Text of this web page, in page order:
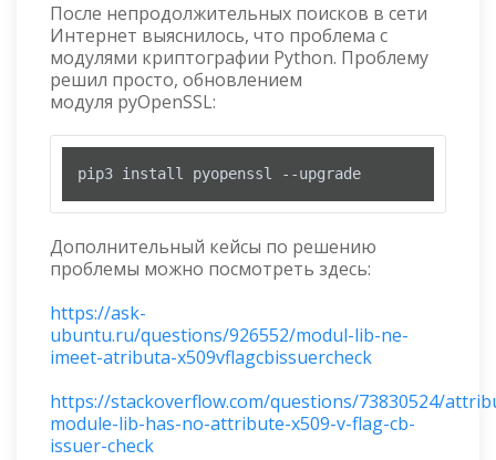
После непродолжительных поисков в сети
Интернет выяснилось, что проблема с
модулями криптографии Python. Проблему
решил просто, обновлением
модуля pyOpenSSL:
pip3 install pyopenssl --upgrade
Дополнительный кейсы по решению
проблемы можно посмотреть здесь:
https://ask-
ubuntu.ru/questions/926552/modul-lib-ne-
imeet-atributa-x509vflagcbissuercheck
https://stackoverflow.com/questions/73830524/
module-lib-has-no-attribute-x509-v-flag-cb-
issuer-check